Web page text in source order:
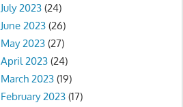
July 2023 (24)
June 2023 (26)
May 2023 (27)
April 2023 (24)
March 2023 (19)
February 2023 (17)